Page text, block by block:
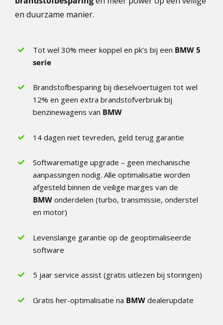
en duurzame manier.
Tot wel 30% meer koppel en pk’s bij een BMW 5
serie
Brandstofbesparing bij dieselvoertuigen tot wel
12% en geen extra brandstofverbruik bij
benzinewagens van BMW
14 dagen niet tevreden, geld terug garantie
Softwarematige upgrade – geen mechanische
aanpassingen nodig. Alle optimalisatie worden
afgesteld binnen de veilige marges van de
BMWonderdelen (turbo, transmissie, onderstel
en motor)
Levenslange garantie op de geoptimaliseerde
software
5 jaar service assist (gratis uitlezen bij storingen)
Gratis her-optimalisatie na BMW dealerupdate